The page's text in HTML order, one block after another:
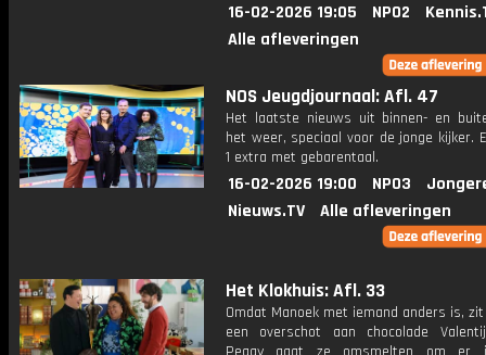
16-02-2026 19:05 NPO2
Alle afleveringen
NOS Jeugdjournaal: Afl. 47
Het laatste nieuws uit binnen- en
het weer, speciaal voor de jonge kijker.
1 extra met gebarentaal.
16-02-2026 19:00 NPO3
Nieuws.TV
Alle afleveringen
Het Klokhuis: Afl. 33
Omdat Manoek met iemand anders is,
een overschot aan chocolade